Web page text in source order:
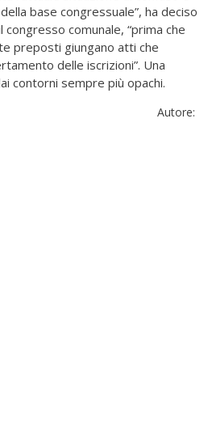
base congressuale”, ha deciso
comunale, “prima che
preposti giungano atti che
delle iscrizioni”. Una
contorni sempre più opachi.
Autore: